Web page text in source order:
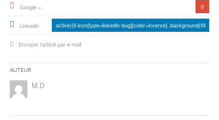
Google + 0
Linkedin active){li-icon[type=linkedin-bug][color=inverse] .background{fill
Envoyer l'article par e-mail
Auteur
M.D